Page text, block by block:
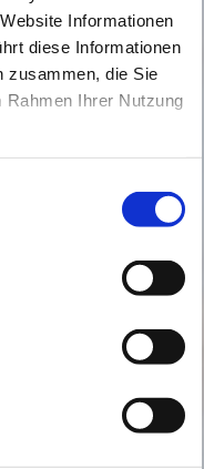
Informationen
diese Informationen
zusammen, die Sie
Rahmen Ihrer Nutzung
entfällt.
bleiben unberührt.
erfolgt, um die
für den
hierfür
Meine Website